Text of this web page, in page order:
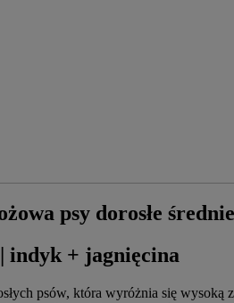
psy dorosłe
indyk + jagnięcina
psów, która wyróżnia się